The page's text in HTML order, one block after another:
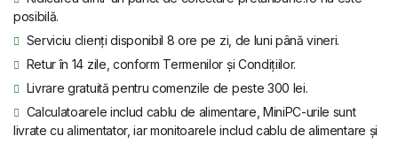
posibilă.
Serviciu clienți disponibil 8 ore pe zi, de luni până vineri.
Retur în 14 zile, conform Termenilor și Condițiilor.
Livrare gratuită pentru comenzile de peste 300 lei.
Calculatoarele includ cablu de alimentare, MiniPC-urile sunt
livrate cu alimentator, iar monitoarele includ cablu de alimentare și